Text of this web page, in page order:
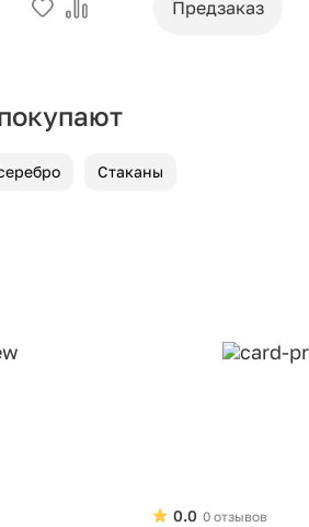
Предзаказ
Стаканы
0 отзывов
0.0